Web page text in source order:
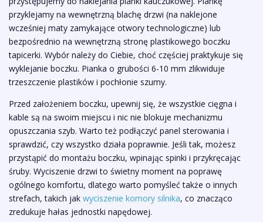
przyklejamy na wewnętrzną blachę drzwi (na naklejone
wcześniej maty zamykające otwory technologiczne) lub
bezpośrednio na wewnętrzną stronę plastikowego boczku
tapicerki. Wybór należy do Ciebie, choć częściej praktykuje się
wyklejanie boczku. Pianka o grubości 6-10 mm zlikwiduje
trzeszczenie plastików i pochłonie szumy.
Przed założeniem boczku, upewnij się, że wszystkie cięgna i
kable są na swoim miejscu i nic nie blokuje mechanizmu
opuszczania szyb. Warto też podłączyć panel sterowania i
sprawdzić, czy wszystko działa poprawnie. Jeśli tak, możesz
przystąpić do montażu boczku, wpinając spinki i przykręcając
śruby. Wyciszenie drzwi to świetny moment na poprawę
ogólnego komfortu, dlatego warto pomyśleć także o innych
strefach, takich jak wyciszenie komory silnika, co znacząco
zredukuje hałas jednostki napędowej.